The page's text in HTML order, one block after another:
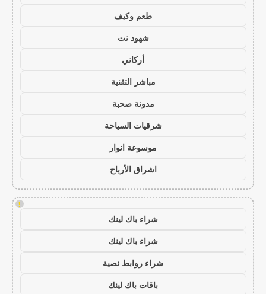
طعم وكيف
شهود نت
أركاني
مباشر التقنية
مدونة صحبة
شرقيات السياحة
موسوعة انوار
اشراق الأرباح
!
شراء باك لينك
شراء باك لينك
شراء روابط نصية
باقات باك لينك